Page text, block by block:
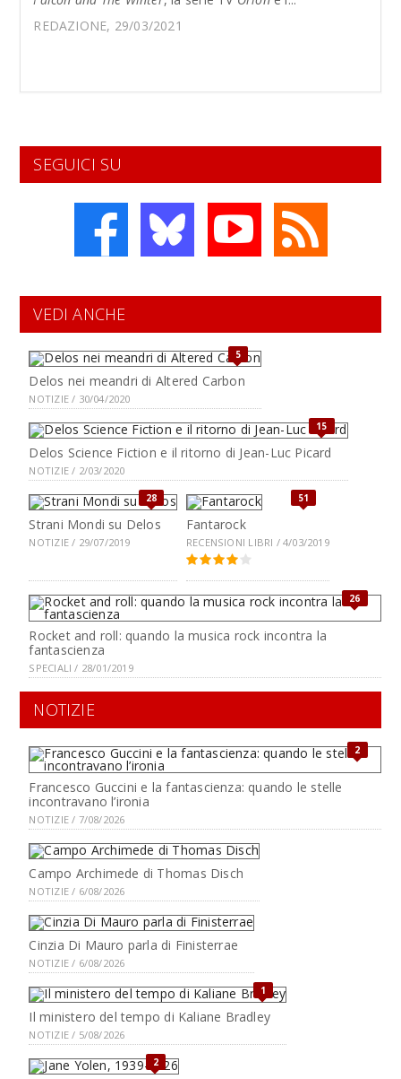
REDAZIONE, 29/03/2021
SEGUICI SU
VEDI ANCHE
5
Delos nei meandri di Altered Carbon
NOTIZIE / 30/04/2020
15
Delos Science Fiction e il ritorno di Jean-Luc Picard
NOTIZIE / 2/03/2020
28
Strani Mondi su Delos
NOTIZIE / 29/07/2019
51
Fantarock
RECENSIONI LIBRI / 4/03/2019
26
Rocket and roll: quando la musica rock incontra la
fantascienza
SPECIALI / 28/01/2019
NOTIZIE
2
Francesco Guccini e la fantascienza: quando le stelle
incontravano l’ironia
NOTIZIE / 7/08/2026
Campo Archimede di Thomas Disch
NOTIZIE / 6/08/2026
Cinzia Di Mauro parla di Finisterrae
NOTIZIE / 6/08/2026
1
Il ministero del tempo di Kaliane Bradley
NOTIZIE / 5/08/2026
2